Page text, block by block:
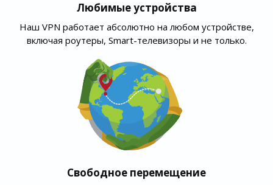
Любимые устройства
Наш VPN работает абсолютно на любом устройстве,
включая роутеры, Smart-телевизоры и не только.
Свободное перемещение